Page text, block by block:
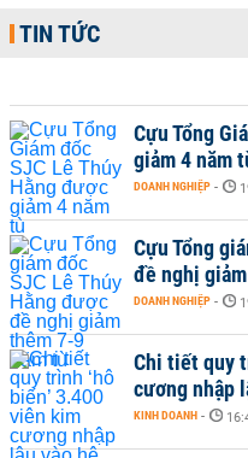
TIN TỨC
Cựu Tổng
giảm 4 năm
DOANH NGHIỆP -
Cựu Tổng
đề nghị
DOANH NGHIỆP -
Chi tiết quy
cương nhập
KINH DOANH -